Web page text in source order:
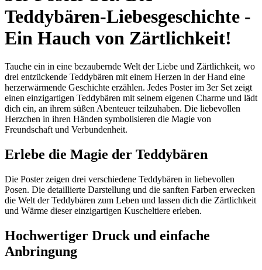
Teddybären-Liebesgeschichte -
Ein Hauch von Zärtlichkeit!
Tauche ein in eine bezaubernde Welt der Liebe und Zärtlichkeit, wo
drei entzückende Teddybären mit einem Herzen in der Hand eine
herzerwärmende Geschichte erzählen. Jedes Poster im 3er Set zeigt
einen einzigartigen Teddybären mit seinem eigenen Charme und lädt
dich ein, an ihrem süßen Abenteuer teilzuhaben. Die liebevollen
Herzchen in ihren Händen symbolisieren die Magie von
Freundschaft und Verbundenheit.
Erlebe die Magie der Teddybären
Die Poster zeigen drei verschiedene Teddybären in liebevollen
Posen. Die detaillierte Darstellung und die sanften Farben erwecken
die Welt der Teddybären zum Leben und lassen dich die Zärtlichkeit
und Wärme dieser einzigartigen Kuscheltiere erleben.
Hochwertiger Druck und einfache
Anbringung